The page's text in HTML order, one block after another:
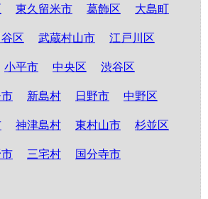
東久留米市 葛飾区 大島町
区 武蔵村山市 江戸川区
小平市 中央区 渋谷区
新島村 日野市 中野区
神津島村 東村山市 杉並区
三宅村 国分寺市